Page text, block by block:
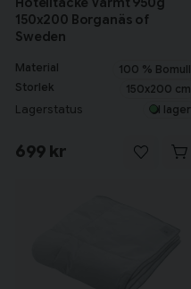
150x200 Borganäs of
Sweden
Material
100 % Bomull
Storlek
150x200 cm
Lagerstatus I lager
699 kr